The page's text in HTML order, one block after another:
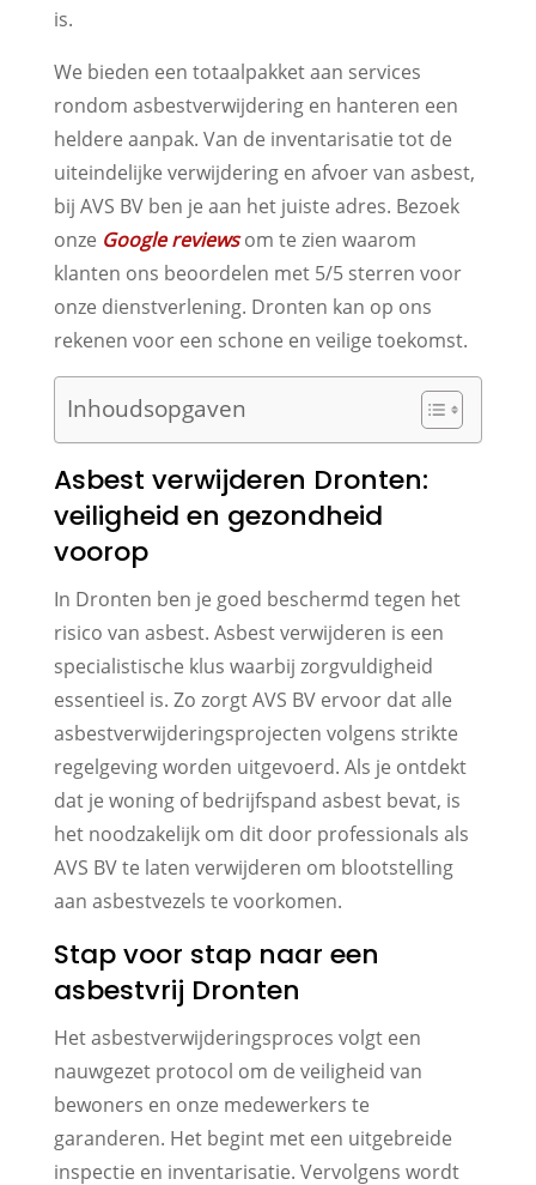
is.
We bieden een totaalpakket aan services
rondom asbestverwijdering en hanteren een
heldere aanpak. Van de inventarisatie tot de
uiteindelijke verwijdering en afvoer van asbest,
bij AVS BV ben je aan het juiste adres. Bezoek
onze Google reviewsom te zien waarom
klanten ons beoordelen met 5/5 sterren voor
onze dienstverlening. Dronten kan op ons
rekenen voor een schone en veilige toekomst.
Inhoudsopgaven
Asbest verwijderen Dronten:
veiligheid en gezondheid
voorop
In Dronten ben je goed beschermd tegen het
risico van asbest. Asbest verwijderen is een
specialistische klus waarbij zorgvuldigheid
essentieel is. Zo zorgt AVS BV ervoor dat alle
asbestverwijderingsprojecten volgens strikte
regelgeving worden uitgevoerd. Als je ontdekt
dat je woning of bedrijfspand asbest bevat, is
het noodzakelijk om dit door professionals als
AVS BV te laten verwijderen om blootstelling
aan asbestvezels te voorkomen.
Stap voor stap naar een
asbestvrij Dronten
Het asbestverwijderingsproces volgt een
nauwgezet protocol om de veiligheid van
bewoners en onze medewerkers te
garanderen. Het begint met een uitgebreide
inspectie en inventarisatie. Vervolgens wordt